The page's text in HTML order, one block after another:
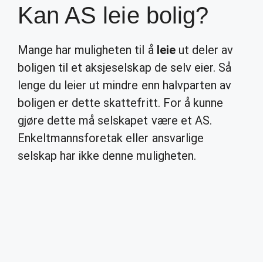
Kan AS leie bolig?
Mange har muligheten til å leieut deler av
boligen til et aksjeselskap de selv eier. Så
lenge du leier ut mindre enn halvparten av
boligen er dette skattefritt. For å kunne
gjøre dette må selskapet være et AS.
Enkeltmannsforetak eller ansvarlige
selskap har ikke denne muligheten.